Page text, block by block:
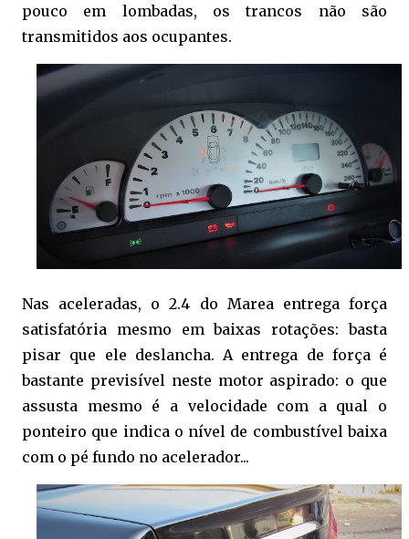
pouco em lombadas, os trancos não são
transmitidos aos ocupantes.
Nas aceleradas, o 2.4 do Marea entrega força
satisfatória mesmo em baixas rotações: basta
pisar que ele deslancha. A entrega de força é
bastante previsível neste motor aspirado: o que
assusta mesmo é a velocidade com a qual o
ponteiro que indica o nível de combustível baixa
com o pé fundo no acelerador...